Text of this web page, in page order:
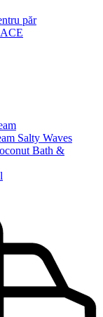
păr
Salty Waves
Bath &